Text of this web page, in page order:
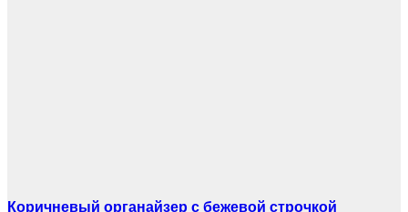
Коричневый органайзер с бежевой строчкой